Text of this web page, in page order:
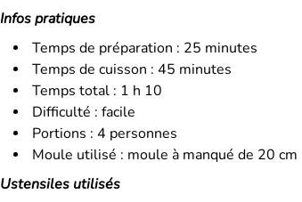
Infos pratiques
Temps de préparation : 25 minutes
Temps de cuisson : 45 minutes
Temps total : 1 h 10
Difficulté : facile
Portions : 4 personnes
Moule utilisé : moule à manqué de 20 cm
Ustensiles utilisés